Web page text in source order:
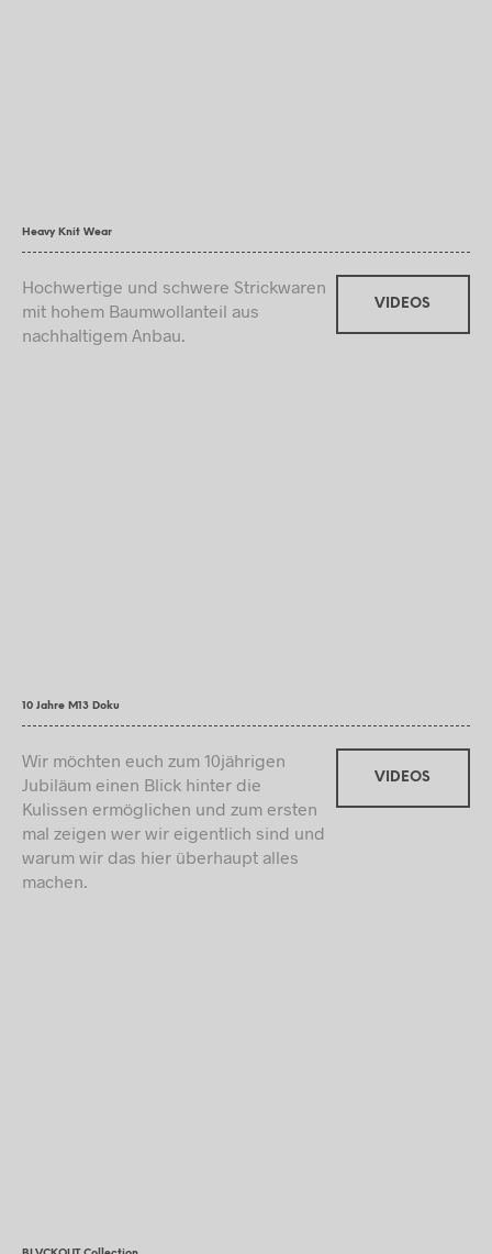
Heavy Knit Wear
Hochwertige und schwere Strickwaren
mit hohem Baumwollanteil aus
nachhaltigem Anbau.
VIDEOS
10 Jahre M13 Doku
Wir möchten euch zum 10jährigen
Jubiläum einen Blick hinter die
Kulissen ermöglichen und zum ersten
mal zeigen wer wir eigentlich sind und
warum wir das hier überhaupt alles
machen.
VIDEOS